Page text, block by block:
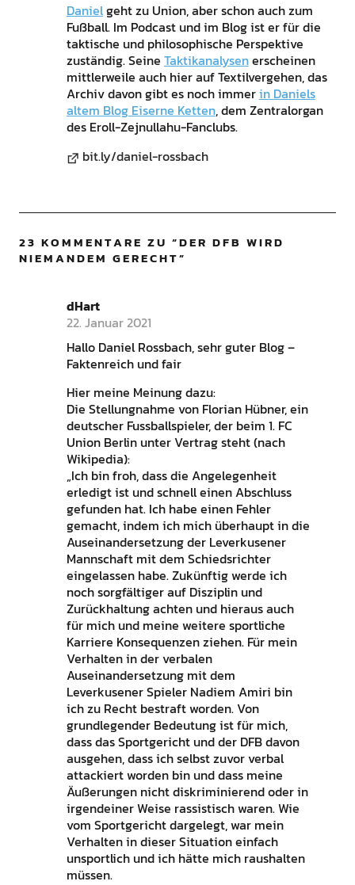
Danielgeht zu Union, aber schon auch zum
Fußball. Im Podcast und im Blog ist er für die
taktische und philosophische Perspektive
zuständig. Seine Taktikanalysenerscheinen
mittlerweile auch hier auf Textilvergehen, das
Archiv davon gibt es noch immerin Daniels
altem Blog Eiserne Ketten, dem Zentralorgan
des Eroll-Zejnullahu-Fanclubs.
bit.ly/daniel-rossbach
23 KOMMENTARE ZU “DER DFB WIRD
NIEMANDEM GERECHT”
dHart
22. Januar 2021
Hallo Daniel Rossbach, sehr guter Blog –
Faktenreich und fair
Hier meine Meinung dazu:
Die Stellungnahme von Florian Hübner, ein
deutscher Fussballspieler, der beim 1. FC
Union Berlin unter Vertrag steht (nach
Wikipedia):
„Ich bin froh, dass die Angelegenheit
erledigt ist und schnell einen Abschluss
gefunden hat. Ich habe einen Fehler
gemacht, indem ich mich überhaupt in die
Auseinandersetzung der Leverkusener
Mannschaft mit dem Schiedsrichter
eingelassen habe. Zukünftig werde ich
noch sorgfältiger auf Disziplin und
Zurückhaltung achten und hieraus auch
für mich und meine weitere sportliche
Karriere Konsequenzen ziehen. Für mein
Verhalten in der verbalen
Auseinandersetzung mit dem
Leverkusener Spieler Nadiem Amiri bin
ich zu Recht bestraft worden. Von
grundlegender Bedeutung ist für mich,
dass das Sportgericht und der DFB davon
ausgehen, dass ich selbst zuvor verbal
attackiert worden bin und dass meine
Äußerungen nicht diskriminierend oder in
irgendeiner Weise rassistisch waren. Wie
vom Sportgericht dargelegt, war mein
Verhalten in dieser Situation einfach
unsportlich und ich hätte mich raushalten
müssen.